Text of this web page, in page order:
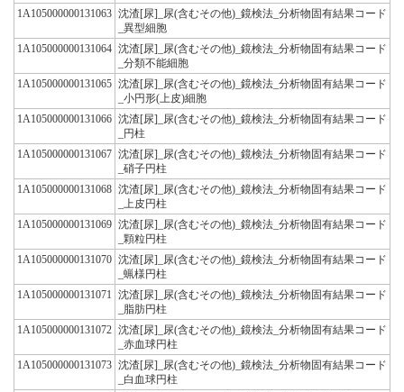
1A105000000131063 沈渣[尿]_尿(含むその他)_鏡検法_分析物固有結果コード
_異型細胞
1A105000000131064 沈渣[尿]_尿(含むその他)_鏡検法_分析物固有結果コード
_分類不能細胞
1A105000000131065 沈渣[尿]_尿(含むその他)_鏡検法_分析物固有結果コード
_小円形(上皮)細胞
1A105000000131066 沈渣[尿]_尿(含むその他)_鏡検法_分析物固有結果コード
_円柱
1A105000000131067 沈渣[尿]_尿(含むその他)_鏡検法_分析物固有結果コード
_硝子円柱
1A105000000131068 沈渣[尿]_尿(含むその他)_鏡検法_分析物固有結果コード
_上皮円柱
1A105000000131069 沈渣[尿]_尿(含むその他)_鏡検法_分析物固有結果コード
_顆粒円柱
1A105000000131070 沈渣[尿]_尿(含むその他)_鏡検法_分析物固有結果コード
_蝋様円柱
1A105000000131071
沈渣[尿]_尿(含むその他)_鏡検法_分析物固有結果コード
_脂肪円柱
1A105000000131072 沈渣[尿]_尿(含むその他)_鏡検法_分析物固有結果コード
_赤血球円柱
1A105000000131073 沈渣[尿]_尿(含むその他)_鏡検法_分析物固有結果コード
_白血球円柱